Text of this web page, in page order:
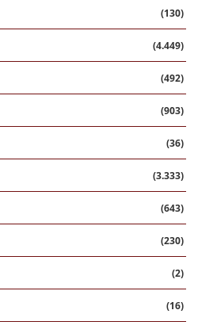
(130)
(4.449)
(492)
(903)
(36)
(3.333)
(643)
(230)
(2)
(16)